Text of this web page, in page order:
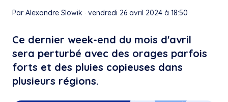
Par Alexandre Slowik · vendredi 26 avril 2024 à 18:50
Ce dernier week-end du mois d'avril
sera perturbé avec des orages parfois
forts et des pluies copieuses dans
plusieurs régions.